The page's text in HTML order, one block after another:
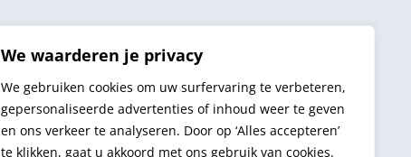
We waarderen je privacy
We gebruiken cookies om uw surfervaring te verbeteren,
gepersonaliseerde advertenties of inhoud weer te geven
en ons verkeer te analyseren. Door op ‘Alles accepteren’
te klikken, gaat u akkoord met ons gebruik van cookies.